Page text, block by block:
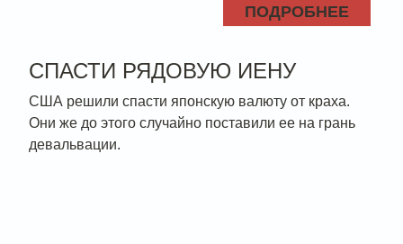
ПОДРОБНЕЕ
СПАСТИ РЯДОВУЮ ИЕНУ
США решили спасти японскую валюту от краха.
Они же до этого случайно поставили ее на грань
девальвации.